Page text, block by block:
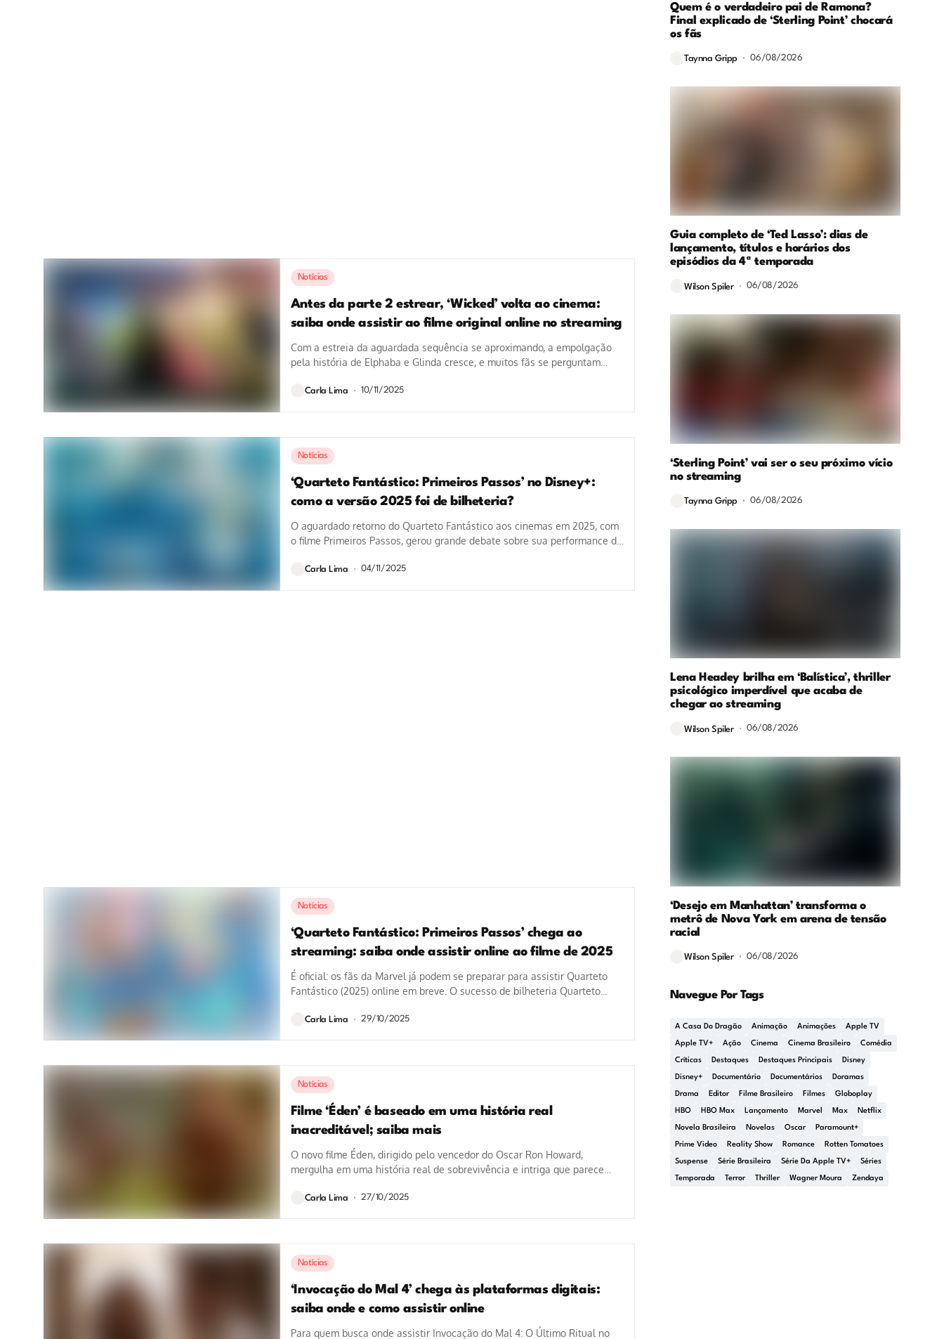
Notícias
Antes da parte 2 estrear, ‘Wicked’ volta ao cinema:
saiba onde assistir ao filme original online no streaming
Com a estreia da aguardada sequência se aproximando, a empolgação
pela história de Elphaba e Glinda cresce, e muitos fãs se perguntam
Carla Lima 10/11/2025
Notícias
‘Quarteto Fantástico: Primeiros Passos’ no Disney+:
como a versão 2025 foi de bilheteria?
O aguardado retorno do Quarteto Fantástico aos cinemas em 2025, com
o filme Primeiros Passos, gerou grande debate sobre sua performance de
Carla Lima 04/11/2025
Notícias
‘Quarteto Fantástico: Primeiros Passos’ chega ao
streaming: saiba onde assistir online ao filme de 2025
É oficial: os fãs da Marvel já podem se preparar para assistir Quarteto
Fantástico (2025) online em breve. O sucesso de bilheteria Quarteto...
Carla Lima 29/10/2025
Notícias
Filme ‘Éden’ é baseado em uma história real
inacreditável; saiba mais
O novo filme Éden, dirigido pelo vencedor do Oscar Ron Howard,
mergulha em uma história real de sobrevivência e intriga que parece
Carla Lima 27/10/2025
Notícias
‘Invocação do Mal 4’ chega às plataformas digitais:
saiba onde e como assistir online
Para quem busca onde assistir Invocação do Mal 4: O Último Ritual no
Quem é o verdadeiro pai de Ramona?
Final explicado de ‘Sterling Point’ chocará
os fãs
Taynna Gripp 06/08/2026
Guia completo de ‘Ted Lasso’: dias de
lançamento, títulos e horários dos
episódios da 4ª temporada
Wilson Spiler 06/08/2026
‘Sterling Point’ vai ser o seu próximo vício
no streaming
Taynna Gripp 06/08/2026
Lena Headey brilha em ‘Balística’, thriller
psicológico imperdível que acaba de
chegar ao streaming
Wilson Spiler 06/08/2026
‘Desejo em Manhattan’ transforma o
metrô de Nova York em arena de tensão
racial
Wilson Spiler 06/08/2026
Navegue Por Tags
A Casa Do Dragão Animação Animações Apple TV
Apple TV+ Ação Cinema Cinema Brasileiro Comédia
Críticas Destaques Destaques Principais Disney
Disney+ Documentário Documentários Doramas
Drama Editor Filme Brasileiro Filmes Globoplay
HBO HBO Max Lançamento Marvel Max Netflix
Novela Brasileira Novelas Oscar Paramount+
Prime Video Reality Show Romance Rotten Tomatoes
Suspense Série Brasileira Série Da Apple TV+ Séries
Temporada Terror Thriller Wagner Moura Zendaya